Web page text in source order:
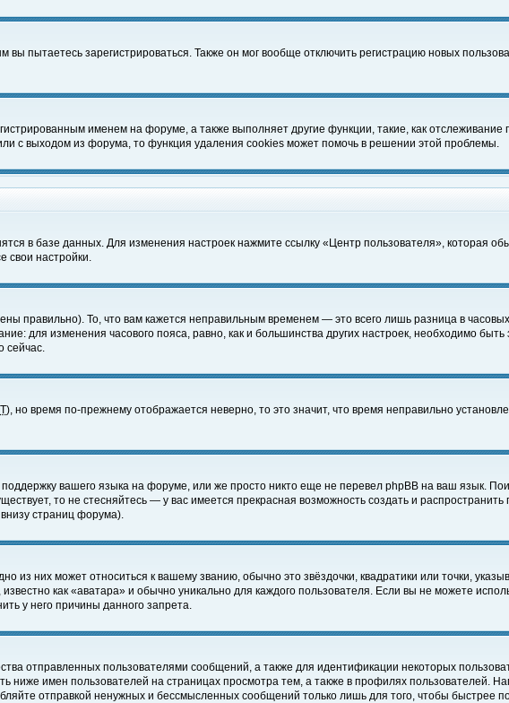
пытаетесь зарегистрироваться. Также он мог вообще отключить регистрацию новых
именем на форуме, а также выполняет другие функции, такие, как
с выходом из форума, то функция удаления cookies может помочь в решении этой проблемы.
в базе данных. Для изменения настроек нажмите ссылку «Центр пользователя», которая
свои настройки.
правильно). То, что вам кажется неправильным временем — это всего лишь разница в
для изменения часового пояса, равно, как и большинства других настроек, необходимо
сейчас.
), но время по-прежнему отображается неверно, то это значит, что время неправильно
вашего языка на форуме, или же просто никто еще не перевел phpBB на ваш язык.
то не стесняйтесь — у вас имеется прекрасная возможность создать и
страниц форума).
из них может относиться к вашему званию, обычно это звёздочки, квадратики или точки,
как «аватара» и обычно уникально для каждого пользователя. Если вы не можете
у него причины данного запрета.
отправленных пользователями сообщений, а также для идентификации некоторых
ниже имен пользователей на страницах просмотра тем, а также в профилях пользователей.
отправкой ненужных и бессмысленных сообщений только лишь для того, чтобы быстрее